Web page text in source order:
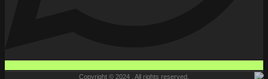
Copyright © 2024 , All rights reserved.